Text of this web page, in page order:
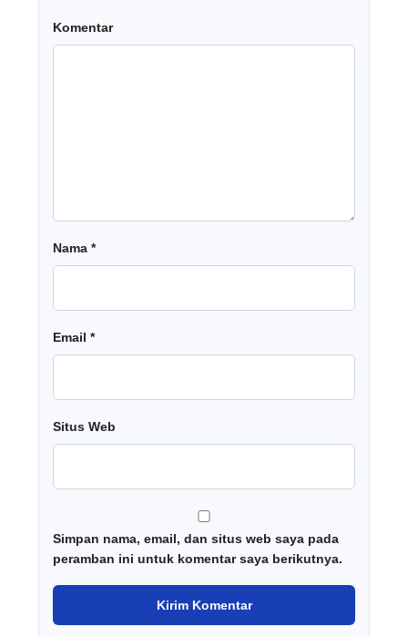
Komentar
Nama *
Email *
Situs Web
Simpan nama, email, dan situs web saya pada
peramban ini untuk komentar saya berikutnya.